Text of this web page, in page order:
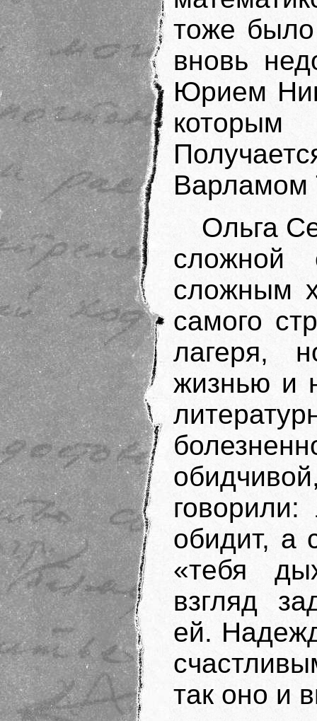
тоже
вновь
Юрием
Варламом
Ольга
сложным
самого
лагеря,
жизнью и
обидит, а
«тебя
взгляд
ей.
так оно и